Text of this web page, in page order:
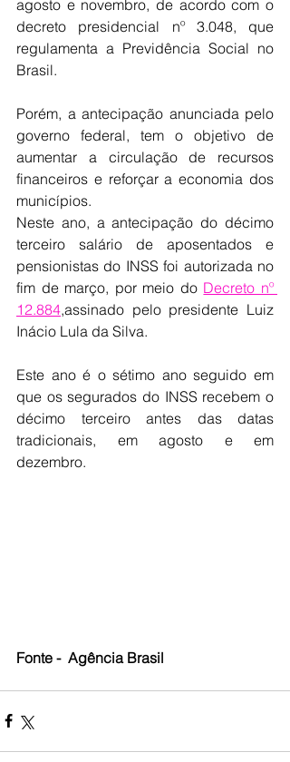
agosto e novembro, de acordo com o
decreto presidencial nº 3.048, que
regulamenta a Previdência Social no
Brasil.
Porém, a antecipação anunciada pelo
governo federal, tem o objetivo de
aumentar a circulação de recursos
financeiros e reforçar a economia dos
municípios.
Neste ano, a antecipação do décimo
terceiro salário de aposentados e
pensionistas do INSS foi autorizada no
fim de março, por meio do Decreto nº
12.884,assinado pelo presidente Luiz
Inácio Lula da Silva.
Este ano é o sétimo ano seguido em
que os segurados do INSS recebem o
décimo terceiro antes das datas
tradicionais, em agosto e em
dezembro.
Fonte -  Agência Brasil